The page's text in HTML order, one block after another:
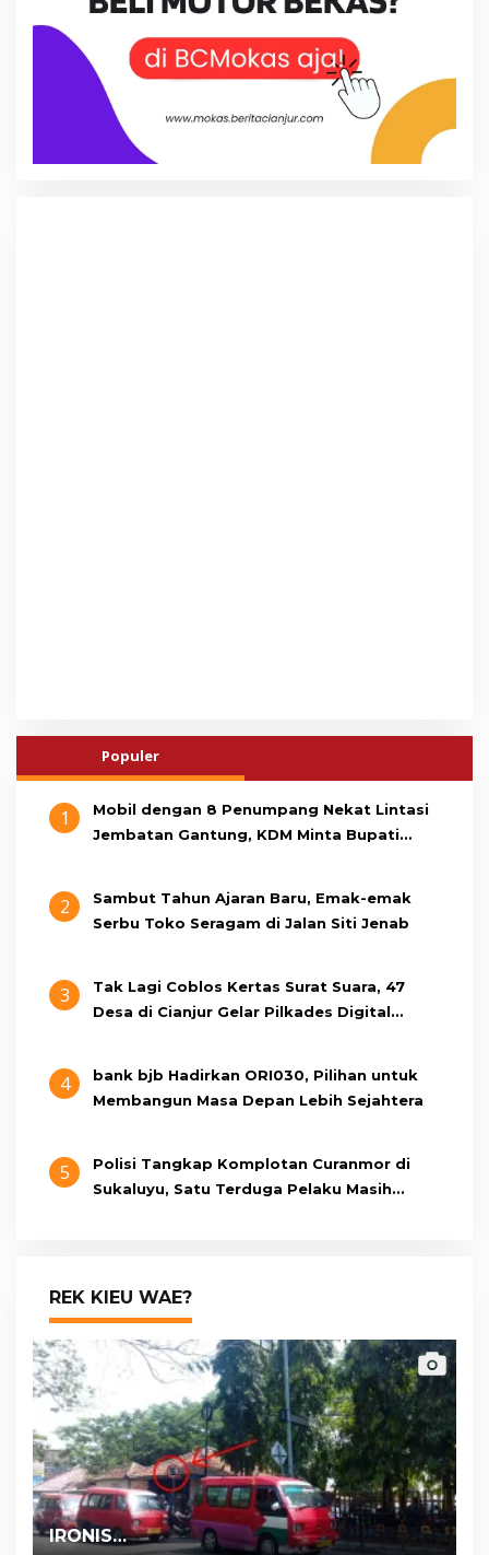
Populer
1
Mobil dengan 8 Penumpang Nekat Lintasi
Jembatan Gantung, KDM Minta Bupati
2
Sambut Tahun Ajaran Baru, Emak-emak
Serbu Toko Seragam di Jalan Siti Jenab
3
Tak Lagi Coblos Kertas Surat Suara, 47
Desa di Cianjur Gelar Pilkades Digital
4
bank bjb Hadirkan ORI030, Pilihan untuk
Membangun Masa Depan Lebih Sejahtera
5
Polisi Tangkap Komplotan Curanmor di
Sukaluyu, Satu Terduga Pelaku Masih
REK KIEU WAE?
IRONIS…